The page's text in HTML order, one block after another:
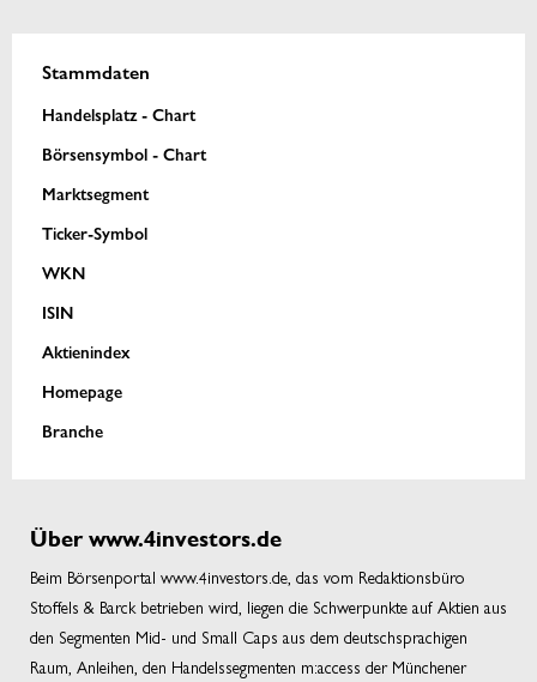
Stammdaten
Handelsplatz - Chart
Börsensymbol - Chart
Marktsegment
Ticker-Symbol
WKN
ISIN
Aktienindex
Homepage
Branche
Über www.4investors.de
Beim Börsenportal www.4investors.de, das vom Redaktionsbüro
Stoffels & Barck betrieben wird, liegen die Schwerpunkte auf Aktien aus
den Segmenten Mid- und Small Caps aus dem deutschsprachigen
Raum, Anleihen, den Handelssegmenten m:access der Münchener